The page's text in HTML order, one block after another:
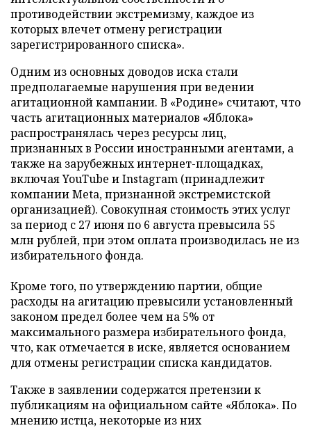
противодействии экстремизму, каждое из
которых влечет отмену регистрации
зарегистрированного списка».
Одним из основных доводов иска стали
предполагаемые нарушения при ведении
агитационной кампании. В «Родине» считают, что
часть агитационных материалов «Яблока»
распространялась через ресурсы лиц,
признанных в России иностранными агентами, а
также на зарубежных интернет-площадках,
включая YouTube и Instagram (принадлежит
компании Meta, признанной экстремистской
организацией). Совокупная стоимость этих услуг
за период с 27 июня по 6 августа превысила 55
млн рублей, при этом оплата производилась не из
избирательного фонда.
Кроме того, по утверждению партии, общие
расходы на агитацию превысили установленный
законом предел более чем на 5% от
максимального размера избирательного фонда,
что, как отмечается в иске, является основанием
для отмены регистрации списка кандидатов.
Также в заявлении содержатся претензии к
публикациям на официальном сайте «Яблока». По
мнению истца, некоторые из них